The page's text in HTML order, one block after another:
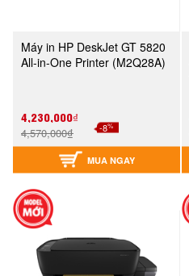
Máy in HP DeskJet GT 5820
All-in-One Printer (M2Q28A)
4,230,000₫
4,570,000₫ -8%
MUA NGAY